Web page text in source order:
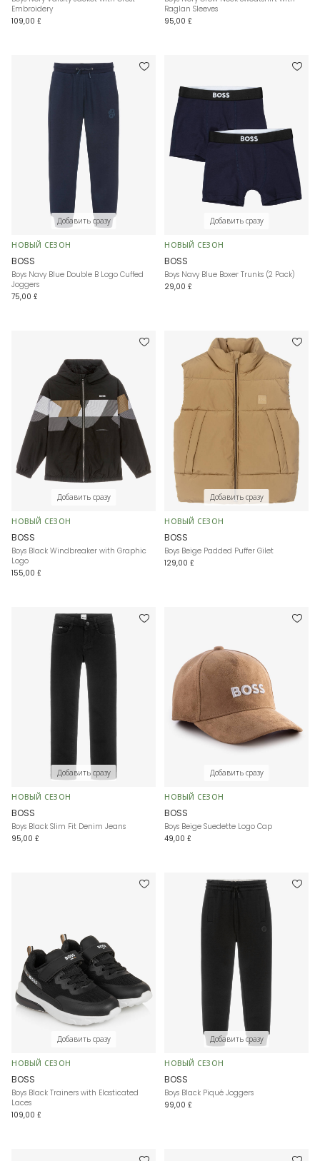
Embroidery
109,00 £
Raglan Sleeves
95,00 £
Добавить сразу
НОВЫЙ СЕЗОН
BOSS
Boys Navy Blue Double B Logo Cuffed
Joggers
75,00 £
Добавить сразу
НОВЫЙ СЕЗОН
BOSS
Boys Navy Blue Boxer Trunks (2 Pack)
29,00 £
Добавить сразу
НОВЫЙ СЕЗОН
BOSS
Boys Black Windbreaker with Graphic
Logo
155,00 £
Добавить сразу
НОВЫЙ СЕЗОН
BOSS
Boys Beige Padded Puffer Gilet
129,00 £
Добавить сразу
НОВЫЙ СЕЗОН
BOSS
Boys Black Slim Fit Denim Jeans
95,00 £
Добавить сразу
НОВЫЙ СЕЗОН
BOSS
Boys Beige Suedette Logo Cap
49,00 £
Добавить сразу
НОВЫЙ СЕЗОН
BOSS
Boys Black Trainers with Elasticated
Laces
109,00 £
Добавить сразу
НОВЫЙ СЕЗОН
BOSS
Boys Black Piqué Joggers
99,00 £